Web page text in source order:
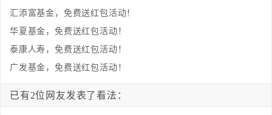
汇添富基金，免费送红包活动！
华夏基金，免费送红包活动！
泰康人寿，免费送红包活动！
广发基金，免费送红包活动！
已有2位网友发表了看法：